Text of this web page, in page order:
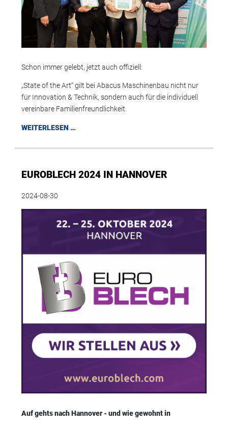
Schon immer gelebt, jetzt auch offiziell:
„State of the Art“ gilt bei Abacus Maschinenbau nicht nur
für Innovation & Technik, sondern auch für die individuell
vereinbare Familienfreundlichkeit.
WEITERLESEN …
EUROBLECH 2024 IN HANNOVER
2024-08-30
Auf gehts nach Hannover - und wie gewohnt in